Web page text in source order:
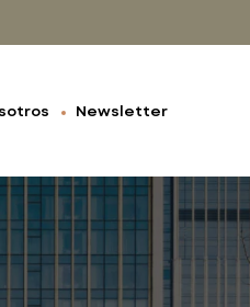
Newsletter